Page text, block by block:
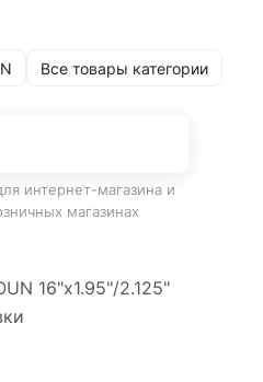
Все товары категории
интернет-магазина и
магазинах
16"x1.95"/2.125"